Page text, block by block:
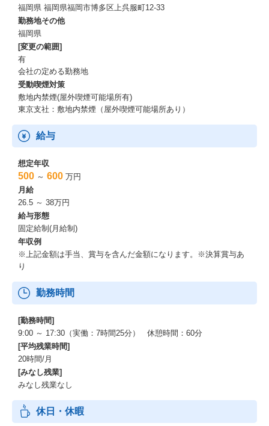
福岡県 福岡県福岡市博多区上呉服町12-33
勤務地その他
福岡県
[変更の範囲]
有
会社の定める勤務地
受動喫煙対策
敷地内禁煙(屋外喫煙可能場所有)
東京支社：敷地内禁煙（屋外喫煙可能場所あり）
給与
想定年収
500 ～ 600 万円
月給
26.5 ～ 38万円
給与形態
固定給制(月給制)
年収例
※上記金額は手当、賞与を含んだ金額になります。※決算賞与あ
り
勤務時間
[勤務時間]
9:00 ～ 17:30（実働：7時間25分） 休憩時間：60分
[平均残業時間]
20時間/月
[みなし残業]
みなし残業なし
休日・休暇